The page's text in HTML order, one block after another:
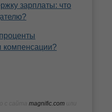
зарплаты: что
компенсации?
magnific.com